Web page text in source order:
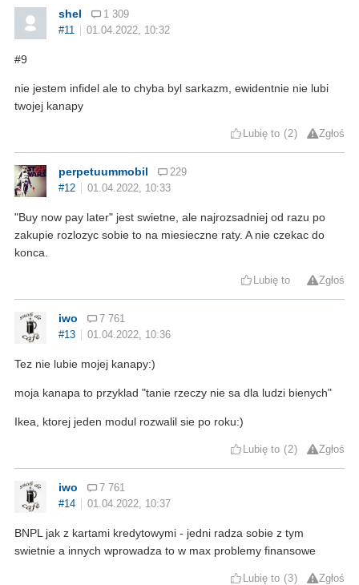
shel
1 309
#11
01.04.2022, 10:32
#9
nie jestem infidel ale to chyba byl sarkazm, ewidentnie nie lubi
twojej kanapy
Lubię to 2 Zgłoś
perpetuummobil
229
#12
01.04.2022, 10:33
"Buy now pay later" jest swietne, ale najrozsadniej od razu po
zakupie rozlozyc sobie to na miesieczne raty. A nie czekac do
konca.
Lubię to Zgłoś
iwo
7 761
#13
01.04.2022, 10:36
Tez nie lubie mojej kanapy:)
moja kanapa to przyklad "tanie rzeczy nie sa dla ludzi bienych"
Ikea, ktorej jeden modul rozwalil sie po roku:)
Lubię to 2 Zgłoś
iwo
7 761
#14
01.04.2022, 10:37
BNPL jak z kartami kredytowymi - jedni radza sobie z tym
swietnie a innych wprowadza to w max problemy finansowe
Lubię to 3 Zgłoś